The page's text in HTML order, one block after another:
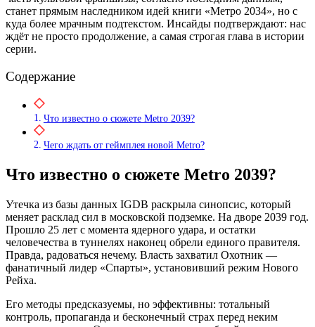
станет прямым наследником идей книги «Метро 2034», но с
куда более мрачным подтекстом. Инсайды подтверждают: нас
ждёт не просто продолжение, а самая строгая глава в истории
серии.
Содержание
Что известно о сюжете Metro 2039?
Чего ждать от геймплея новой Metro?
Что известно о сюжете Metro 2039?
Утечка из базы данных IGDB раскрыла синопсис, который
меняет расклад сил в московской подземке. На дворе 2039 год.
Прошло 25 лет с момента ядерного удара, и остатки
человечества в туннелях наконец обрели единого правителя.
Правда, радоваться нечему. Власть захватил Охотник —
фанатичный лидер «Спарты», установивший режим Нового
Рейха.
Его методы предсказуемы, но эффективны: тотальный
контроль, пропаганда и бесконечный страх перед неким